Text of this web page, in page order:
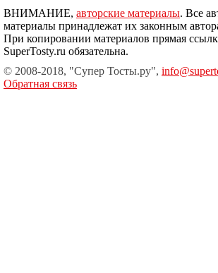
ВНИМАНИЕ, авторские материалы. Все
материалы принадлежат их законным
При копировании материалов прямая
SuperTosty.ru обязательна.
© 2008-2018, "Супер Тосты.ру",
Обратная связь